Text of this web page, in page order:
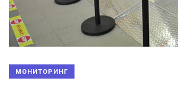
МОНИТОРИНГ